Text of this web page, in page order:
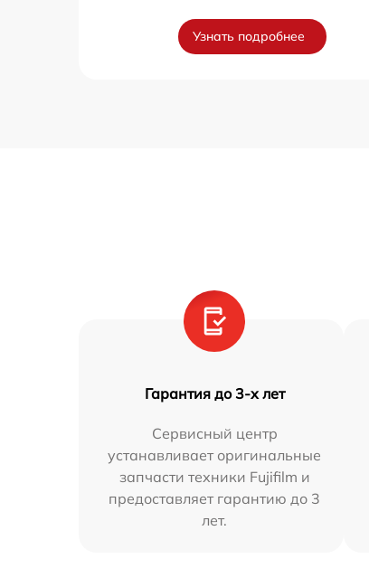
Узнать подробнее
Гарантия до 3-х лет
Сервисный центр
устанавливает оригинальные
запчасти техники Fujifilm и
предоставляет гарантию до 3
лет.